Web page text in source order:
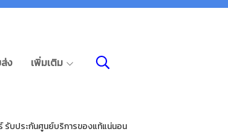
ง เพิ่มเติม
รับประกันศูนย์บริการของแท้แน่นอน